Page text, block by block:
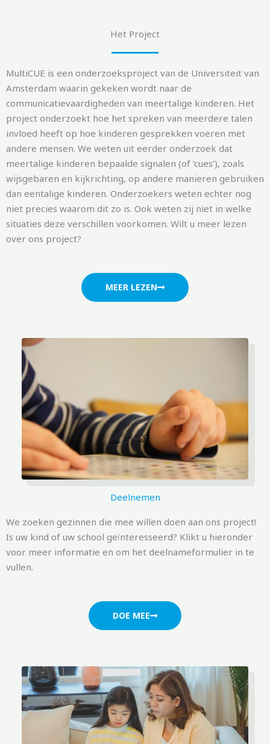
Het Project
MultiCUE is een onderzoeksproject van de Universiteit van
Amsterdam waarin gekeken wordt naar de
communicatievaardigheden van meertalige kinderen. Het
project onderzoekt hoe het spreken van meerdere talen
invloed heeft op hoe kinderen gesprekken voeren met
andere mensen. We weten uit eerder onderzoek dat
meertalige kinderen bepaalde signalen (of ‘cues’), zoals
wijsgebaren en kijkrichting, op andere manieren gebruiken
dan eentalige kinderen. Onderzoekers weten echter nog
niet precies waarom dit zo is. Ook weten zij niet in welke
situaties deze verschillen voorkomen. Wilt u meer lezen
over ons project?
MEER LEZEN
Deelnemen
We zoeken gezinnen die mee willen doen aan ons project!
Is uw kind of uw school geïnteresseerd? Klikt u hieronder
voor meer informatie en om het deelnameformulier in te
vullen.
DOE MEE